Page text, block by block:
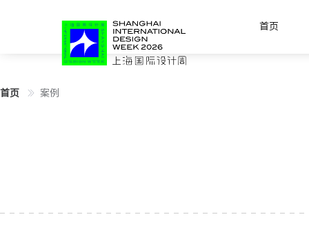
首页
首页 案例